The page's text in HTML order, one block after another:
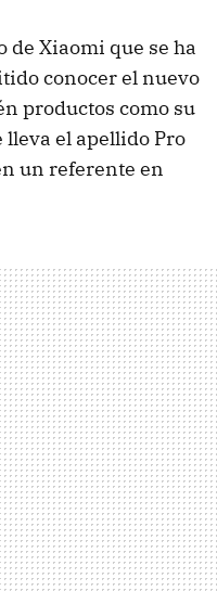
de Xiaomi que se ha
conocer el nuevo
productos como su
lleva el apellido Pro
un referente en